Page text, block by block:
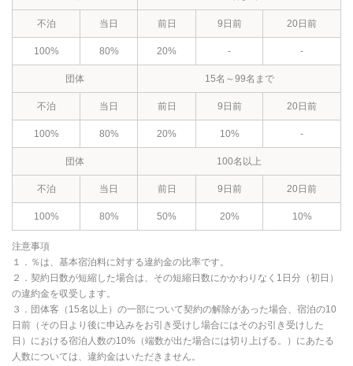
不泊 当日 前日 9日前 20日前
100% 80% 20% - -
団体 15名～99名まで
不泊 当日 前日 9日前 20日前
100% 80% 20% 10% -
団体 100名以上
不泊 当日 前日 9日前 20日前
100% 80% 50% 20% 10%
注意事項
１．％は、基本宿泊料に対する違約金の比率です。
２．契約日数が短縮した場合は、その短縮日数にかかわりなく1日分（初日）
の違約金を収受します。
３．団体客（15名以上）の一部について契約の解除があった場合、宿泊の10
日前（その日より後に申込みをお引き受けし場合にはそのお引き受けした
日）における宿泊人数の10%（端数が出た場合には切り上げる。）にあたる
人数については、違約金はいただきません。